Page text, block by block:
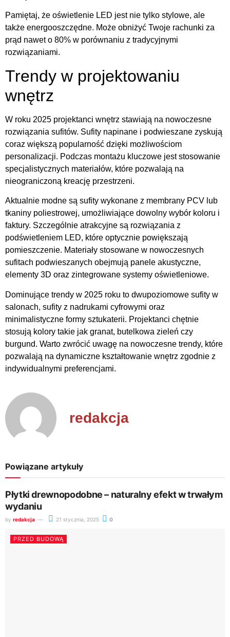
Pamiętaj, że oświetlenie LED jest nie tylko stylowe, ale
także energooszczędne. Może obniżyć Twoje rachunki za
prąd nawet o 80% w porównaniu z tradycyjnymi
rozwiązaniami.
Trendy w projektowaniu
wnętrz
W roku 2025 projektanci wnętrz stawiają na nowoczesne
rozwiązania sufitów. Sufity napinane i podwieszane zyskują
coraz większą popularność dzięki możliwościom
personalizacji. Podczas montażu kluczowe jest stosowanie
specjalistycznych materiałów, które pozwalają na
nieograniczoną kreację przestrzeni.
Aktualnie modne są sufity wykonane z membrany PCV lub
tkaniny poliestrowej, umożliwiające dowolny wybór koloru i
faktury. Szczególnie atrakcyjne są rozwiązania z
podświetleniem LED, które optycznie powiększają
pomieszczenie. Materiały stosowane w nowoczesnych
sufitach podwieszanych obejmują panele akustyczne,
elementy 3D oraz zintegrowane systemy oświetleniowe.
Dominujące trendy w 2025 roku to dwupoziomowe sufity w
salonach, sufity z nadrukami cyfrowymi oraz
minimalistyczne formy sztukaterii. Projektanci chętnie
stosują kolory takie jak granat, butelkowa zieleń czy
burgund. Warto zwrócić uwagę na nowoczesne trendy, które
pozwalają na dynamiczne kształtowanie wnętrz zgodnie z
indywidualnymi preferencjami.
redakcja
Powiązane artykuły
Płytki drewnopodobne – naturalny efekt w trwałym
wydaniu
by redakcja 21 stycznia, 2025 0
PRZED BUDOWĄ